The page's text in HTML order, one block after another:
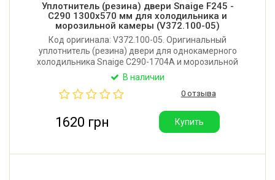
Уплотнитель (резина) двери Snaige F245 -
C290 1300x570 мм для холодильника и
морозильной камеры (V372.100-05)
Код оригинала: V372.100-05. Оригинальный
уплотнитель (резина) двери для однокамерного
холодильника Snaige C290-1704A и морозильной
камеры Snaige F245. Размер: 1300x570 мм.
В наличии
0 отзыва
1620 грн Купить